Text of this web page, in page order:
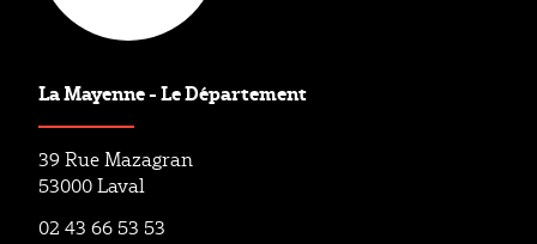
La Mayenne - Le Département
39 Rue Mazagran
53000 Laval
02 43 66 53 53